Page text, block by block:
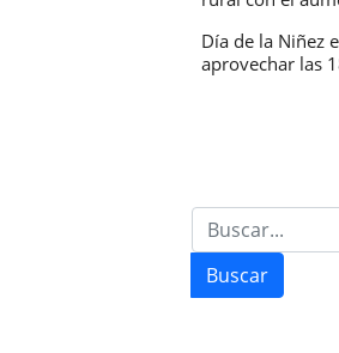
Día de la Niñez
aprovechar las
Buscar